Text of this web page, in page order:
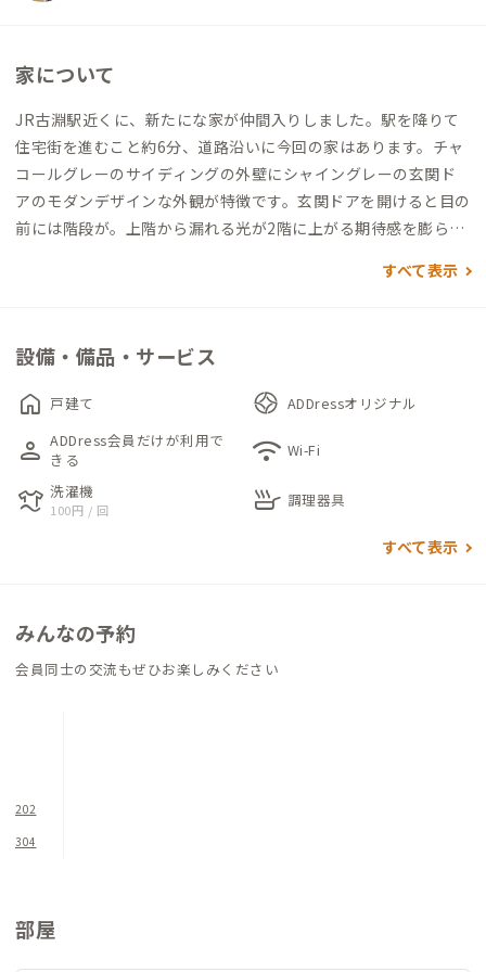
家について
JR古淵駅近くに、新たにな家が仲間入りしました。駅を降りて
住宅街を進むこと約6分、道路沿いに今回の家はあります。チャ
コールグレーのサイディングの外壁にシャイングレーの玄関ド
アのモダンデザインな外観が特徴です。玄関ドアを開けると目の
前には階段が。上階から漏れる光が2階に上がる期待感を膨らま
とは一変して、オレンジと花柄のアクセントクロスが印象的なカ
s古淵の家は男女共用です）、窓枠や廊下、棚の上など、ちょっ
としたところに当時の面影を残す小物が散りばめられており、可
愛らしい空間になっています。リビング手前には仕事にもぴった
りな折りたたみのハイカウンターとグリーンスツール、その先
のダイニングスペースには使い込むことで味の出るパイン無垢
材のダイニングテーブルがあります。キッチンには、幅約2.7m
のゆとりあるシステムキッチンがあり、会員同士で一緒に料理を
楽しむにはおすすめの空間です。また、浴室も広々とした浴槽が
すべて表示
設備・備品・サービス
home 戸建て ADDressオリジナル
person ADDress会員だけが利用で
きる
wifi Wi-Fi
laundry 洗濯機
100円 / 回 skillet 調理器具
すべて表示
みんなの予約
会員同士の交流もぜひお楽しみください
202
304
部屋